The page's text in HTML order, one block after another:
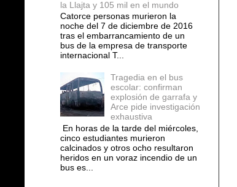
la Llajta y 105 mil en el mundo
Catorce personas murieron la
noche del 7 de diciembre de 2016
tras el embarrancamiento de un
bus de la empresa de transporte
internacional T...
Tragedia en el bus
escolar: confirman
explosión de garrafa y
Arce pide investigación
exhaustiva
En horas de la tarde del miércoles,
cinco estudiantes murieron
calcinados y otros ocho resultaron
heridos en un voraz incendio de un
bus es...